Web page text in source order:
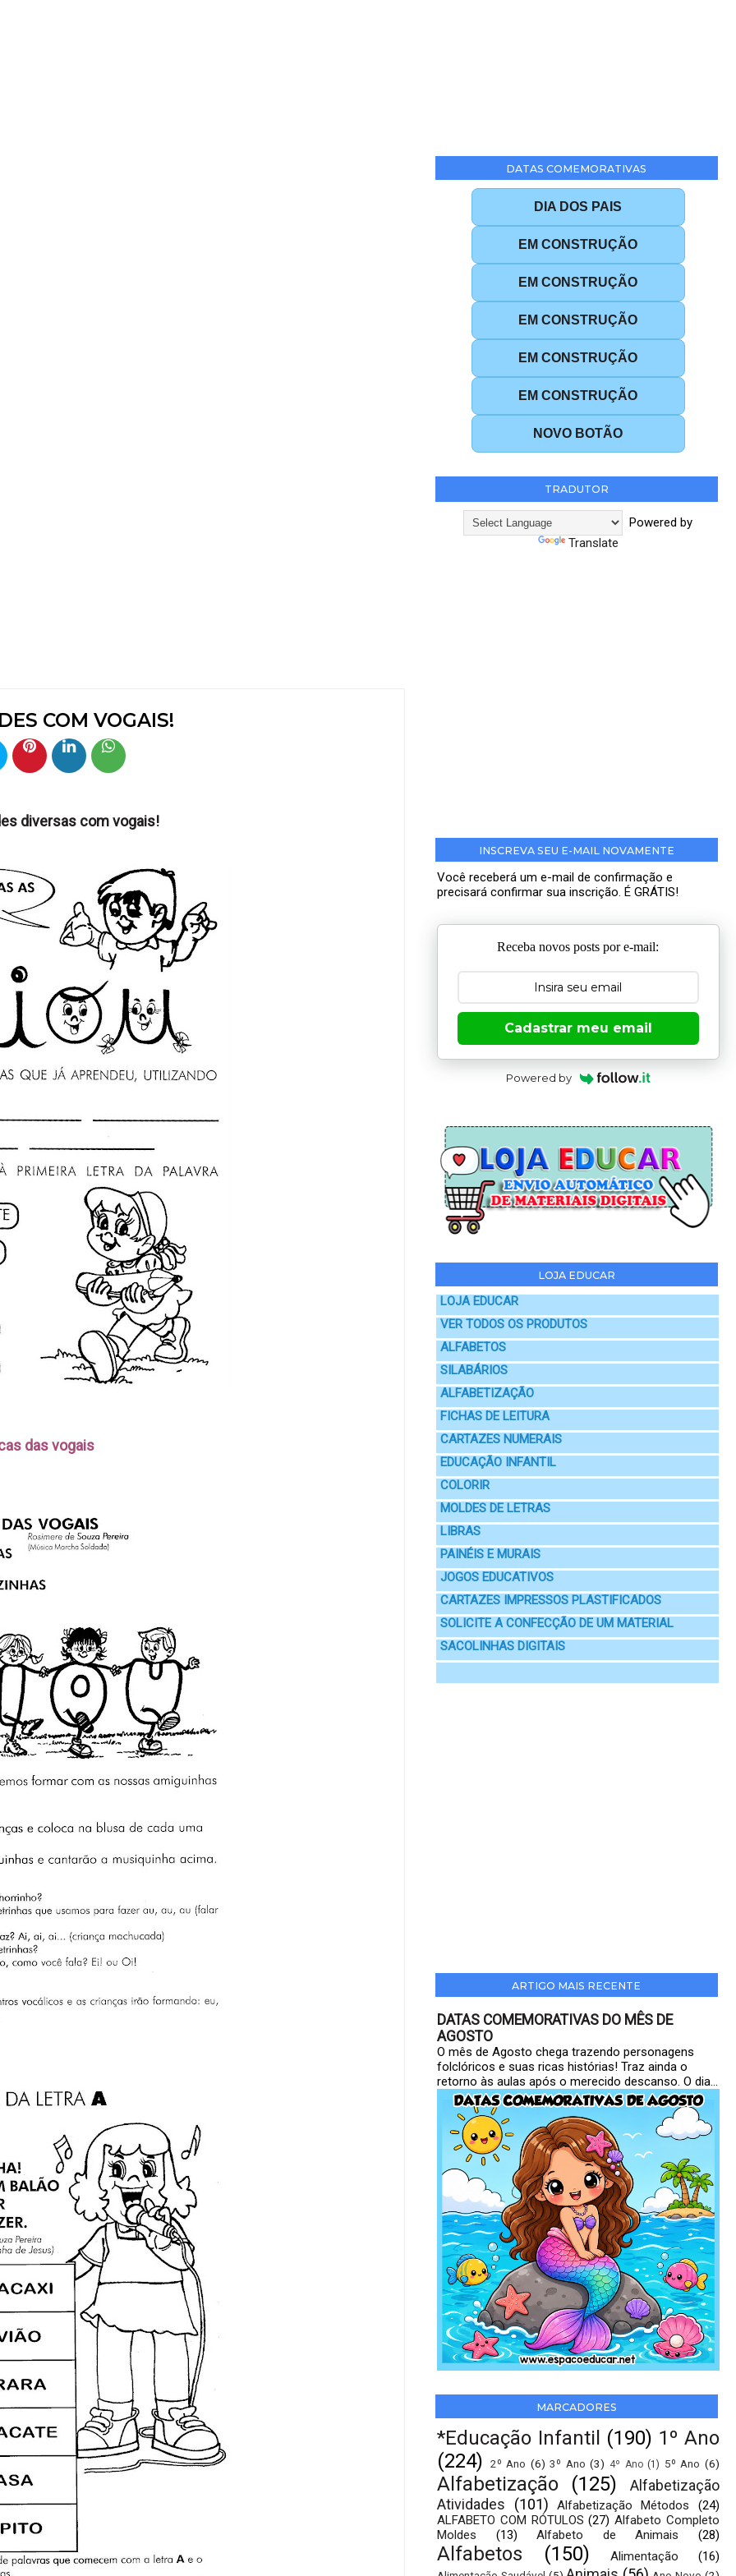
COM VOGAIS!
diversas com vogais!
das vogais
DATAS COMEMORATIVAS
DIA DOS PAIS
EM CONSTRUÇÃO
EM CONSTRUÇÃO
EM CONSTRUÇÃO
EM CONSTRUÇÃO
EM CONSTRUÇÃO
NOVO BOTÃO
TRADUTOR
Powered by
Translate
INSCREVA SEU E-MAIL NOVAMENTE
Você receberá um e-mail de confirmação e
precisará confirmar sua inscrição. É GRÁTIS!
Receba novos posts por e-mail:
Cadastrar meu email
Powered by
LOJA EDUCAR
LOJA EDUCAR
VER TODOS OS PRODUTOS
ALFABETOS
SILABÁRIOS
ALFABETIZAÇÃO
FICHAS DE LEITURA
CARTAZES NUMERAIS
EDUCAÇÃO INFANTIL
COLORIR
MOLDES DE LETRAS
LIBRAS
PAINÉIS E MURAIS
JOGOS EDUCATIVOS
CARTAZES IMPRESSOS PLASTIFICADOS
SOLICITE A CONFECÇÃO DE UM MATERIAL
SACOLINHAS DIGITAIS
ARTIGO MAIS RECENTE
DATAS COMEMORATIVAS DO MÊS DE
AGOSTO
O mês de Agosto chega trazendo personagens
folclóricos e suas ricas histórias! Traz ainda o
retorno às aulas após o merecido descanso. O dia...
MARCADORES
*Educação Infantil (190) 1º Ano
(224)
2º Ano (6) 3º Ano (3) 4º Ano (1) 5º Ano (6)
Alfabetização (125)
Alfabetização
Atividades
(101) Alfabetização Métodos
(24)
ALFABETO COM RÓTULOS (27) Alfabeto Completo
Moldes
(13) Alfabeto de Animais (28)
Alfabetos (150) Alimentação (16)